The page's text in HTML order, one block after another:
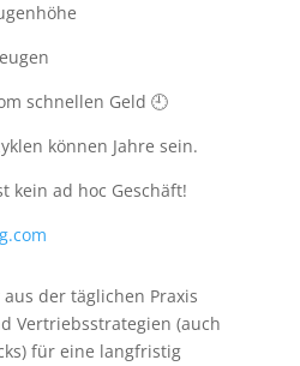
schnellen Geld 🕘
können Jahre sein.
kein ad hoc Geschäft!
der täglichen Praxis
Vertriebsstrategien (auch
für eine langfristig